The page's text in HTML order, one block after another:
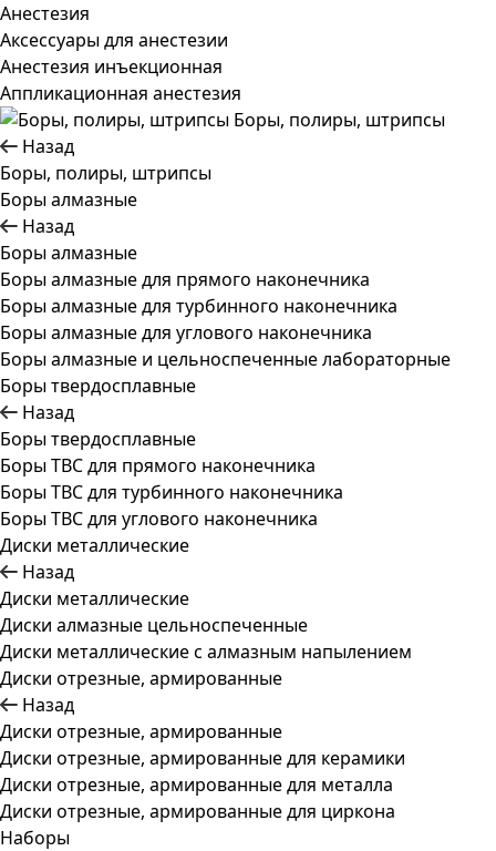
Анестезия
Аксессуары для анестезии
Анестезия инъекционная
Аппликационная анестезия
Боры, полиры, штрипсы
Назад
Боры, полиры, штрипсы
Боры алмазные
Назад
Боры алмазные
Боры алмазные для прямого наконечника
Боры алмазные для турбинного наконечника
Боры алмазные для углового наконечника
Боры алмазные и цельноспеченные лабораторные
Боры твердосплавные
Назад
Боры твердосплавные
Боры ТВС для прямого наконечника
Боры ТВС для турбинного наконечника
Боры ТВС для углового наконечника
Диски металлические
Назад
Диски металлические
Диски алмазные цельноспеченные
Диски металлические с алмазным напылением
Диски отрезные, армированные
Назад
Диски отрезные, армированные
Диски отрезные, армированные для керамики
Диски отрезные, армированные для металла
Диски отрезные, армированные для циркона
Наборы